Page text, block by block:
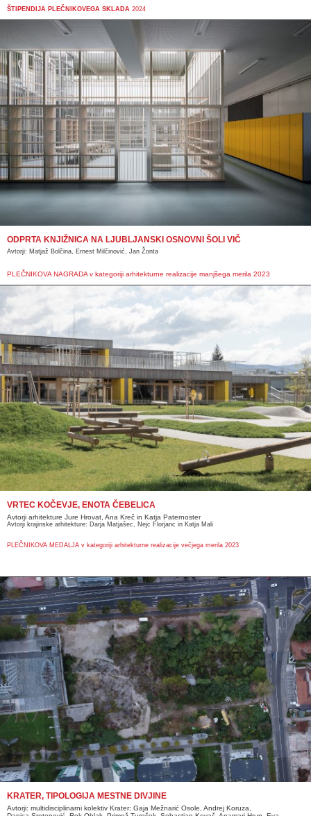
ŠTIPENDIJA PLEČNIKOVEGA SKLADA 2024
ODPRTA KNJIŽNICA NA LJUBLJANSKI OSNOVNI ŠOLI VIČ
Avtorji: Matjaž Bolčina, Ernest Milčinović, Jan Žonta
PLEČNIKOVA NAGRADA v kategoriji arhitekturne realizacije manjšega merila 2023
VRTEC KOČEVJE, ENOTA ČEBELICA
Avtorji arhitekture Jure Hrovat, Ana Kreč in Katja Paternoster
Avtorji krajinske arhitekture: Darja Matjašec, Nejc Florjanc in Katja Mali
PLEČNIKOVA MEDALJA v kategoriji arhitekturne realizacije večjega merila 2023
KRATER, TIPOLOGIJA MESTNE DIVJINE
Avtorji: multidisciplinarni kolektiv Krater: Gaja Mežnarić Osole, Andrej Koruza,